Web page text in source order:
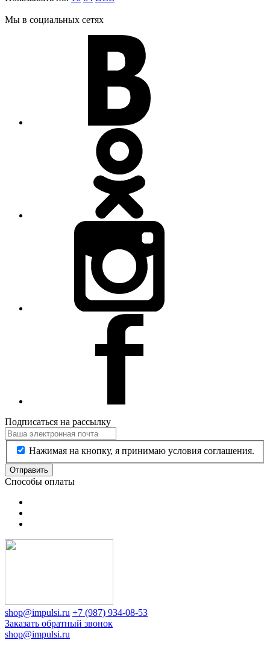
Мы в социальных сетях
Подписаться на рассылку
Нажимая на кнопку, я принимаю условия соглашения.
Отправить
Способы оплаты
shop@impulsi.ru +7 (987) 934-08-53
Заказать обратный звонок
shop@impulsi.ru